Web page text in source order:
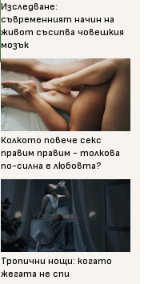
Изследване:
съвременният начин на
живот съсипва човешкия
мозък
Колкото повече секс
правим правим - толкова
по-силна е любовта?
Тропични нощи: когато
жегата не спи